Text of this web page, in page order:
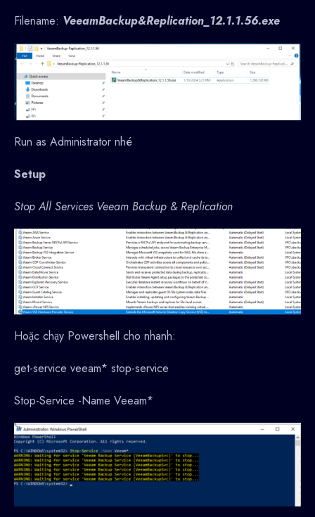
Filename: VeeamBackup&Replication_12.1.1.56.exe
Run as Administrator nhé
Setup
Stop All Services Veeam Backup & Replication
Hoặc chạy Powershell cho nhanh:
get-service veeam* stop-service
Stop-Service -Name Veeam*